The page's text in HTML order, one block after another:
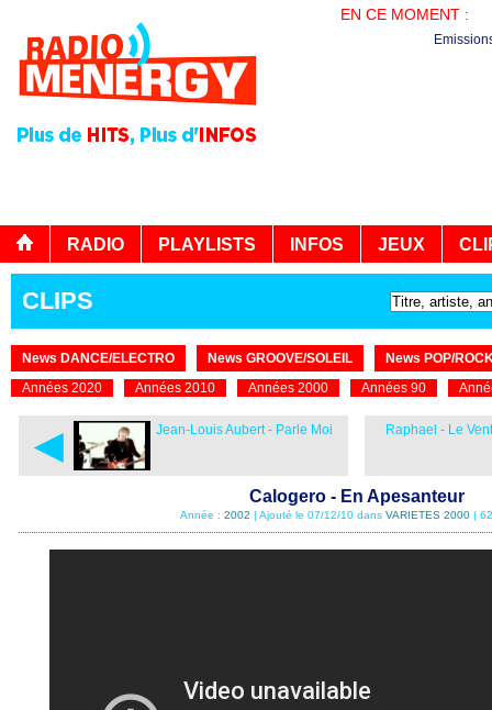
EN CE MOMENT :
RADIO PLAYLISTS INFOS JEUX
CLIPS
News DANCE/ELECTRO News GROOVE/SOLEIL
News POP/
Années 2020
Années 2010 Années 2000 Années 90
◄ Jean-Louis Aubert - Parle Moi Raphael - Le
Calogero - En Apesanteur
Année : 2002 | Ajouté le 07/12/10 dans VARIETES 2000|